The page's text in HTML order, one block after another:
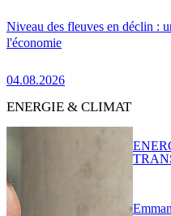
Niveau des fleuves en déclin :
l'économie
04.08.2026
ENERGIE & CLIMAT